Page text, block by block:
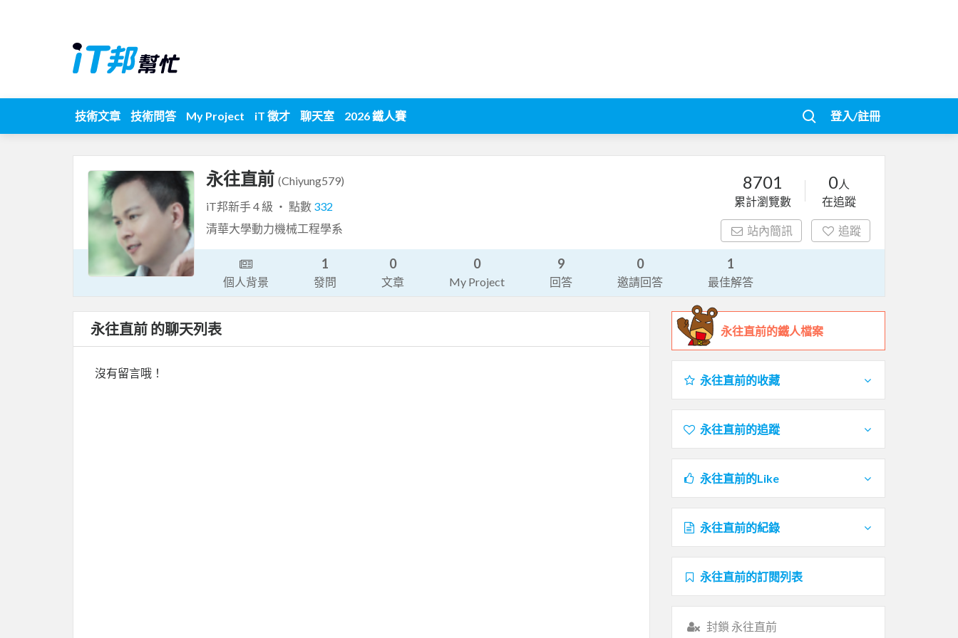
技術文章 技術問答 My Project iT 徵才 聊天室 2026 鐵人賽 登入/註冊
永往直前 (Chiyung579)
iT邦新手 4 級 ‧ 點數 332
清華大學動力機械工程學系
8701
累計瀏覽數
0人
在追蹤
站內簡訊 追蹤
個人背景
1
發問
0
文章
0
My Project
9
回答
0
邀請回答
1
最佳解答
永往直前 的聊天列表
沒有留言哦！
永往直前的鐵人檔案
永往直前的收藏
永往直前的追蹤
永往直前的Like
永往直前的紀錄
永往直前的訂閱列表
封鎖 永往直前